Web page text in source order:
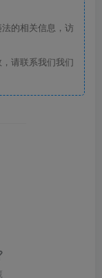
的相关信息，访
请联系我们我们